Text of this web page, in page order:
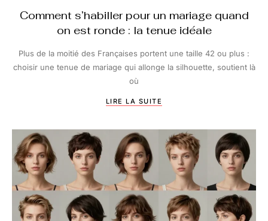
Comment s’habiller pour un mariage quand
on est ronde : la tenue idéale
Plus de la moitié des Françaises portent une taille 42 ou plus :
choisir une tenue de mariage qui allonge la silhouette, soutient là
où
LIRE LA SUITE